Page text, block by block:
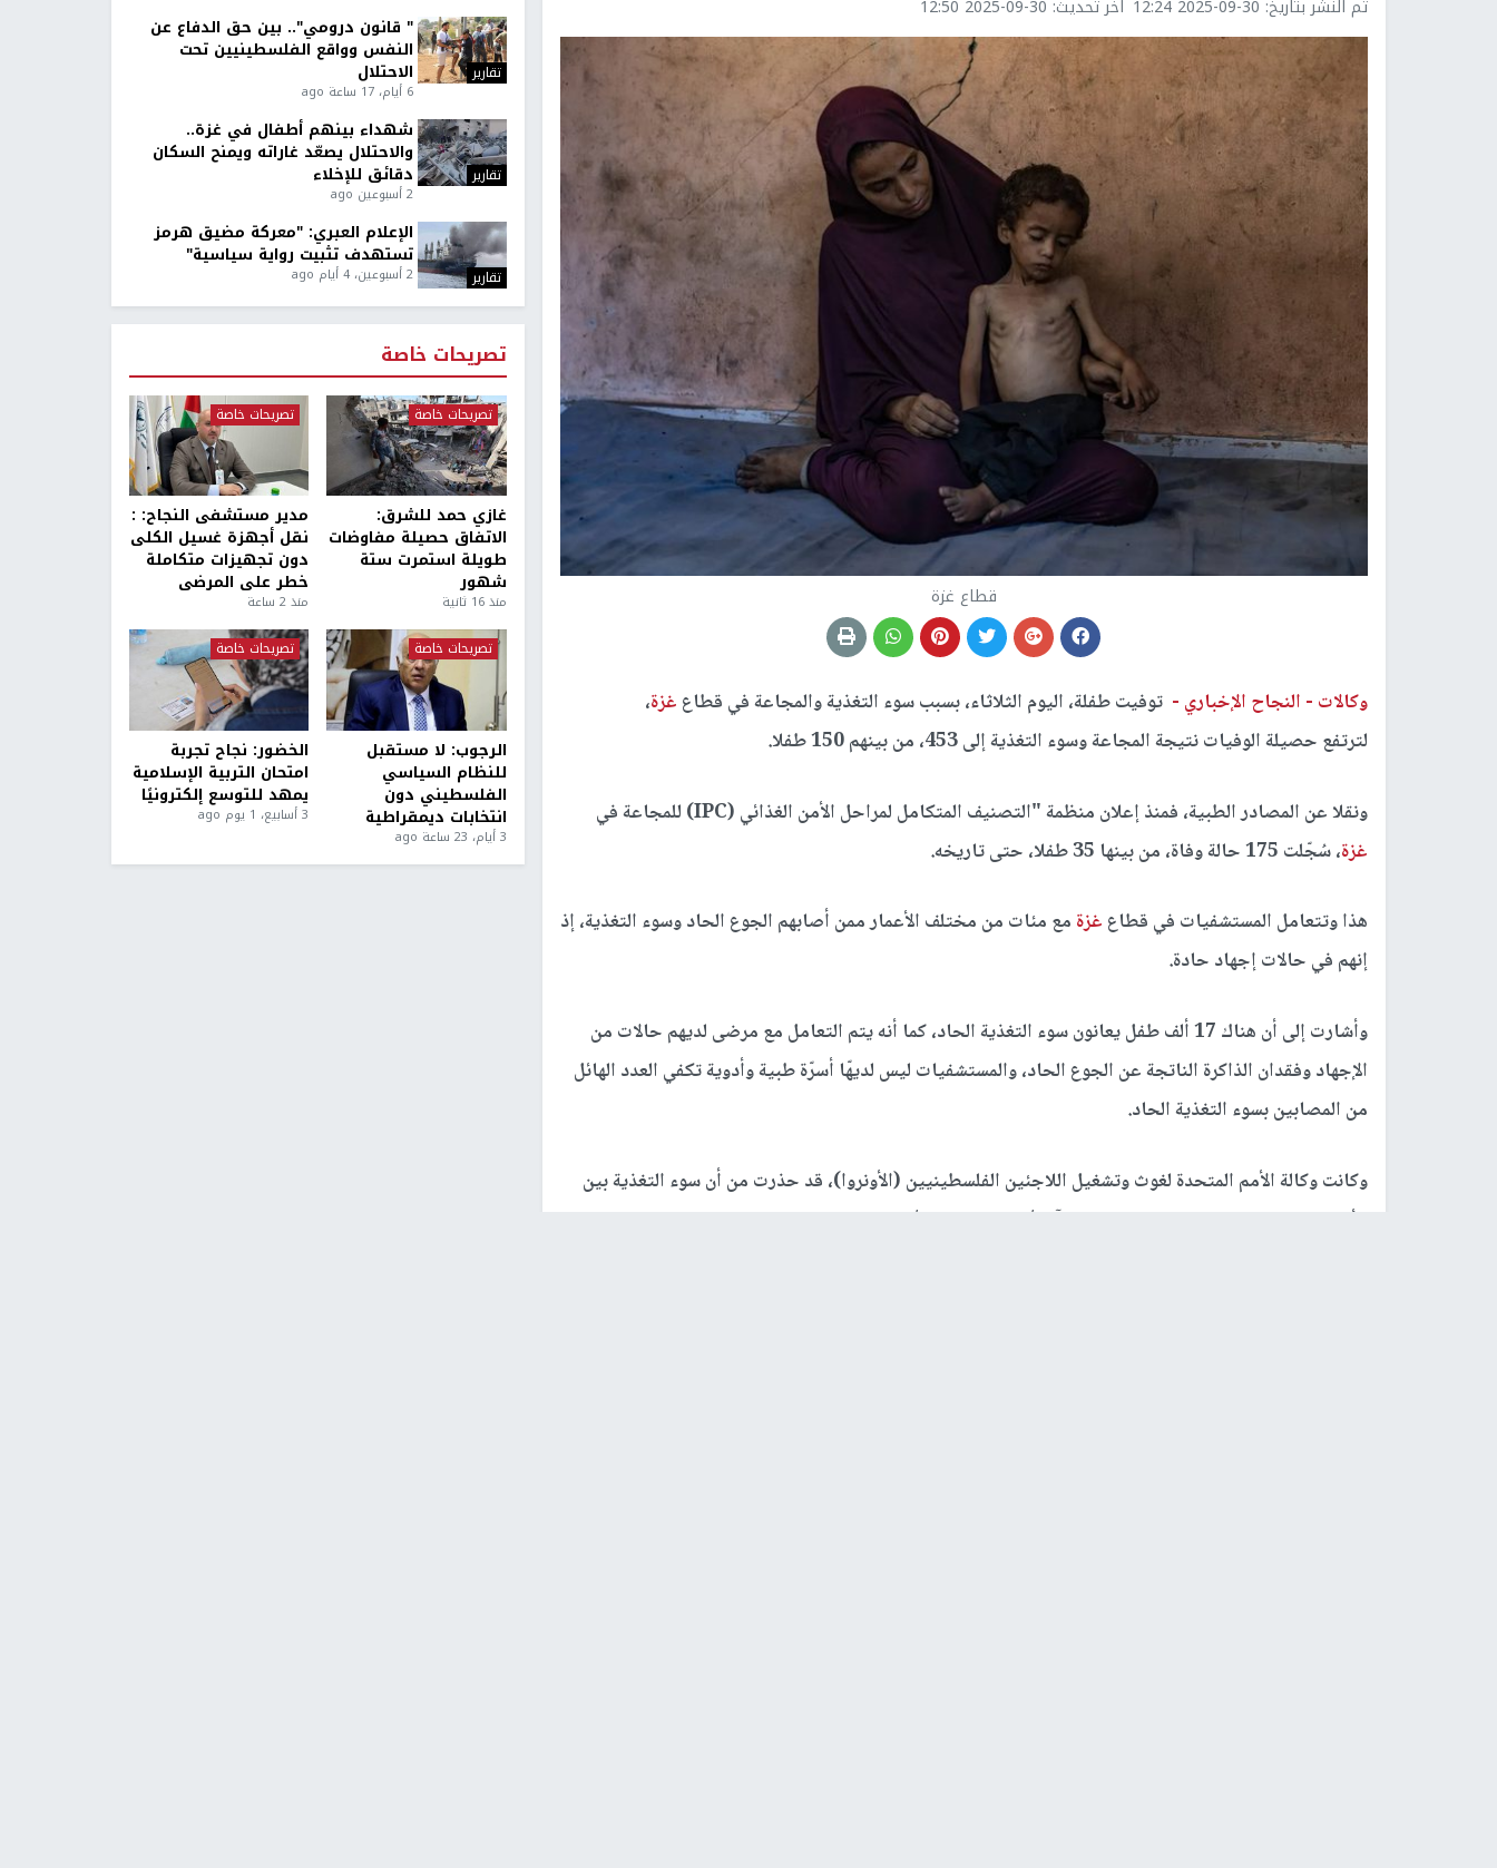
تم النشر بتاريخ: 2025-09-30 12:24 اخر تحديث: 2025-09-30 12:50
قطاع غزة
وكالات - النجاح الإخباري - توفيت طفلة، اليوم الثلاثاء، بسبب سوء التغذية والمجاعة في قطاع غزة،
لترتفع حصيلة الوفيات نتيجة المجاعة وسوء التغذية إلى 453، من بينهم 150 طفلا.
ونقلا عن المصادر الطبية، فمنذ إعلان منظمة "التصنيف المتكامل لمراحل الأمن الغذائي (IPC) للمجاعة في
غزة، سُجّلت 175 حالة وفاة، من بينها 35 طفلا، حتى تاريخه.
هذا وتتعامل المستشفيات في قطاع غزة مع مئات من مختلف الأعمار ممن أصابهم الجوع الحاد وسوء التغذية، إذ
إنهم في حالات إجهاد حادة.
وأشارت إلى أن هناك 17 ألف طفل يعانون سوء التغذية الحاد، كما أنه يتم التعامل مع مرضى لديهم حالات من
الإجهاد وفقدان الذاكرة الناتجة عن الجوع الحاد، والمستشفيات ليس لديهّا أسرّة طبية وأدوية تكفي العدد الهائل
من المصابين بسوء التغذية الحاد.
وكانت وكالة الأمم المتحدة لغوث وتشغيل اللاجئين الفلسطينيين (الأونروا)، قد حذرت من أن سوء التغذية بين
الأطفال دون سن الخامسة قد تضاعف بين آذار/مارس وحزيران/يونيو، نتيجة للحصار الإسرائيلي على قطاع
تقارير
" قانون درومي".. بين حق الدفاع عن
النفس وواقع الفلسطينيين تحت
الاحتلال
6 أيام، 17 ساعة ago
تقارير
شهداء بينهم أطفال في غزة..
والاحتلال يصعّد غاراته ويمنح السكان
دقائق للإخلاء
2 أسبوعين ago
تقارير
الإعلام العبري: "معركة مضيق هرمز
تستهدف تثبيت رواية سياسية"
2 أسبوعين، 4 أيام ago
تصريحات خاصة
تصريحات خاصة
غازي حمد للشرق:
الاتفاق حصيلة مفاوضات
طويلة استمرت ستة
شهور
منذ 16 ثانية
تصريحات خاصة
مدير مستشفى النجاح: :
نقل أجهزة غسيل الكلى
دون تجهيزات متكاملة
خطر على المرضى
منذ 2 ساعة
تصريحات خاصة
الرجوب: لا مستقبل
للنظام السياسي
الفلسطيني دون
انتخابات ديمقراطية
3 أيام، 23 ساعة ago
تصريحات خاصة
الخضور: نجاح تجربة
امتحان التربية الإسلامية
يمهد للتوسع إلكترونيًا
3 أسابيع، 1 يوم ago